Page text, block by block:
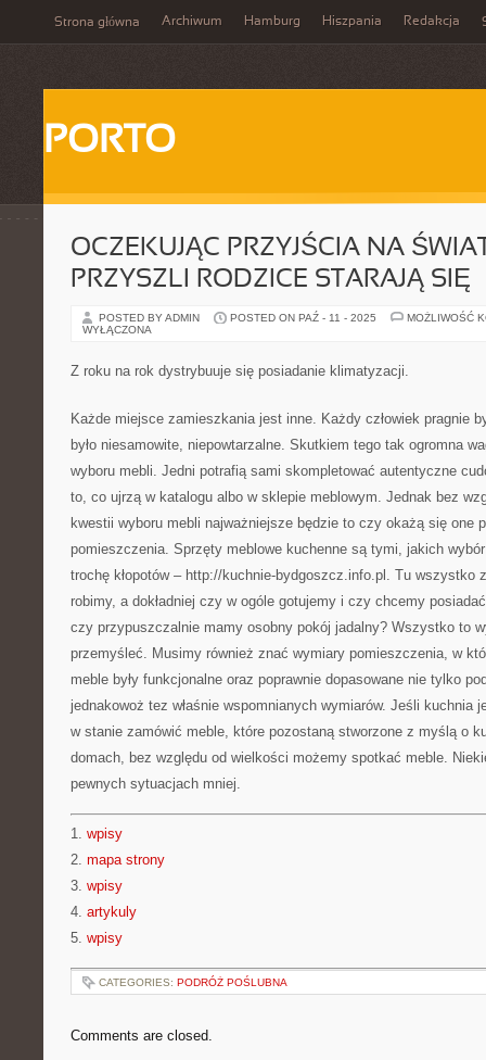
Strona główna Archiwum Hamburg Hiszpania Redakcja
PORTO
OCZEKUJĄC PRZYJŚCIA NA
PRZYSZLI RODZICE STARAJĄ SIĘ
POSTED BY ADMIN POSTED ON PAŹ - 11 - 2025
MOŻLIWOŚĆ
WYŁĄCZONA
Z roku na rok dystrybuuje się posiadanie klimatyzacji.
Każde miejsce zamieszkania jest inne. Każdy człowiek pragnie
było niesamowite, niepowtarzalne. Skutkiem tego tak ogromna
wyboru mebli. Jedni potrafią sami skompletować autentyczne
to, co ujrzą w katalogu albo w sklepie meblowym. Jednak bez
kwestii wyboru mebli najważniejsze będzie to czy okażą się one
pomieszczenia. Sprzęty meblowe kuchenne są tymi, jakich
trochę kłopotów – http://kuchnie-bydgoszcz.info.pl. Tu wszystko
robimy, a dokładniej czy w ogóle gotujemy i czy chcemy
czy przypuszczalnie mamy osobny pokój jadalny? Wszystko to
przemyśleć. Musimy również znać wymiary pomieszczenia, w
meble były funkcjonalne oraz poprawnie dopasowane nie tylko
jednakowoż tez właśnie wspomnianych wymiarów. Jeśli kuchnia
w stanie zamówić meble, które pozostaną stworzone z myślą o
domach, bez względu od wielkości możemy spotkać meble.
pewnych sytuacjach mniej.
1. wpisy
2. mapa strony
3. wpisy
4. artykuly
5. wpisy
CATEGORIES: PODRÓŻ POŚLUBNA
Comments are closed.